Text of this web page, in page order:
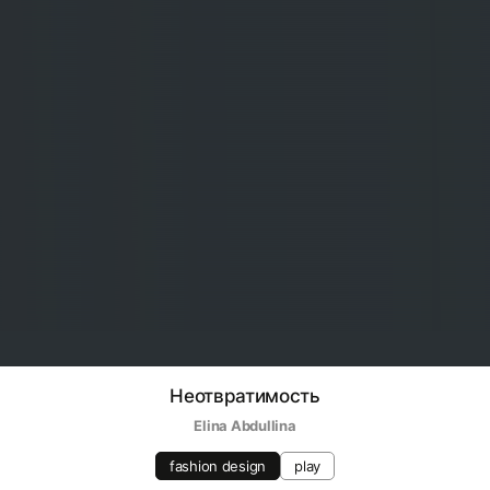
Неотвратимость
Elina Abdullina
fashion design play